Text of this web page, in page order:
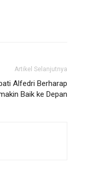
Artikel Selanjutnya
Alfedri Berharap
Baik ke Depan